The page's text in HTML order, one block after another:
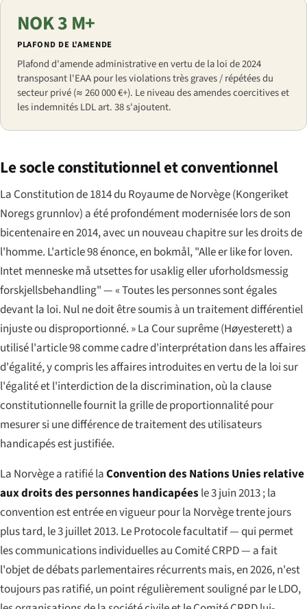
NOK 3 M+
PLAFOND DE L'AMENDE
Plafond d'amende administrative en vertu de la loi de 2024
transposant l'EAA pour les violations très graves / répétées du
secteur privé (≈ 260 000 €+). Le niveau des amendes coercitives et
les indemnités LDL art. 38 s'ajoutent.
Le socle constitutionnel et conventionnel
La Constitution de 1814 du Royaume de Norvège (Kongeriket
Noregs grunnlov) a été profondément modernisée lors de son
bicentenaire en 2014, avec un nouveau chapitre sur les droits de
l'homme. L'article 98 énonce, en bokmål,"Alle er like for loven.
Intet menneske må utsettes for usaklig eller uforholdsmessig
forskjellsbehandling"— « Toutes les personnes sont égales
devant la loi. Nul ne doit être soumis à un traitement différentiel
injuste ou disproportionné. » La Cour suprême (Høyesterett) a
utilisé l'article 98 comme cadre d'interprétation dans les affaires
d'égalité, y compris les affaires introduites en vertu de la loi sur
l'égalité et l'interdiction de la discrimination, où la clause
constitutionnelle fournit la grille de proportionnalité pour
mesurer si une différence de traitement des utilisateurs
handicapés est justifiée.
La Norvège a ratifié laConvention des Nations Unies relative
aux droits des personnes handicapées le 3 juin 2013 ; la
convention est entrée en vigueur pour la Norvège trente jours
plus tard, le 3 juillet 2013. Le Protocole facultatif — qui permet
les communications individuelles au Comité CRPD — a fait
l'objet de débats parlementaires récurrents mais, en 2026, n'est
toujours pas ratifié, un point régulièrement souligné par le LDO,